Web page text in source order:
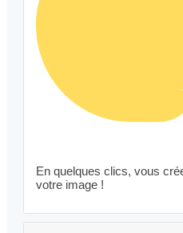
En quelques clics, vous
votre image !